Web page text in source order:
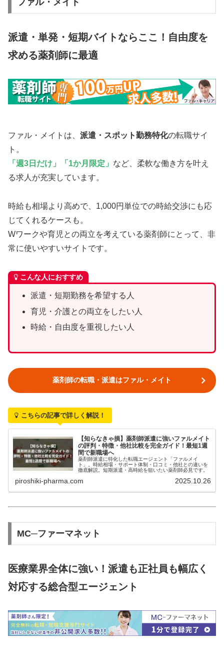
ファル・メイト
派遣・単発・短期バイトならここ！自由度を
求める薬剤師に最適
ファル・メイトは、 派遣・スポット勤務特化の転職サイ
ト。
「週3日だけ」「1か月限定」 など、柔軟な働き方を叶え
る求人が充実しています。
時給も相場より高めで、1,000円単位での時給交渉にも応
じてくれるケースも。
Wワークや育児との両立を考えている薬剤師にとって、非
常に使いやすいサイトです。
こんな人におすすめ
派遣・短期勤務を希望する人
育児・介護との両立をしたい人
時給・自由度を重視したい人
薬剤師の転職・派遣はファル・メイト
こちらの記事で詳しく解説！
【知らなきゃ損】薬剤師派遣に強いファルメイト
の評判・特徴・他社比較を完全ガイド！最短1週
間で新職場へ
薬剤師派遣に特化した転職エージェント「ファルメイ
ト」。時給相場・サポート体制・口コミ・他社との違いを
徹底解説。短期派遣・高時給を狙いたい薬剤師必見です。
piroshiki-pharma.com 2025.10.26
MC─ファーマネット
医療業界全体に強い！派遣も正社員も幅広く
対応する総合型エージェント